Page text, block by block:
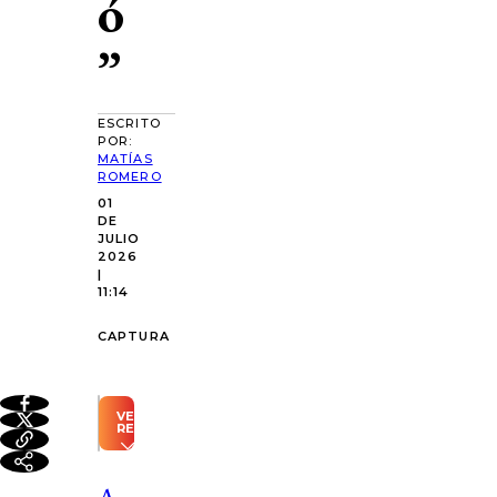
”
ESCRITO
POR:
MATÍAS
ROMERO
01
DE
JULIO
2026
|
11:14
CAPTURA
VER
RESUMEN